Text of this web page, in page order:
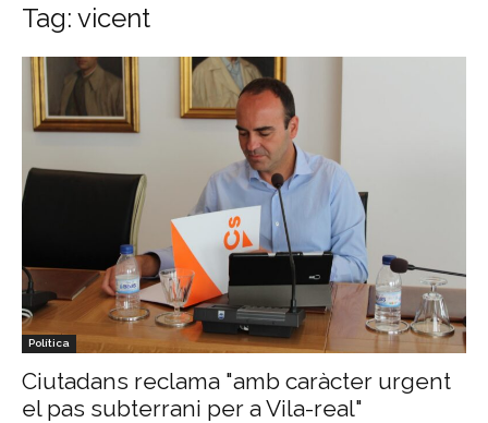
Tag: vicent
Política
Ciutadans reclama "amb caràcter urgent
el pas subterrani per a Vila-real"